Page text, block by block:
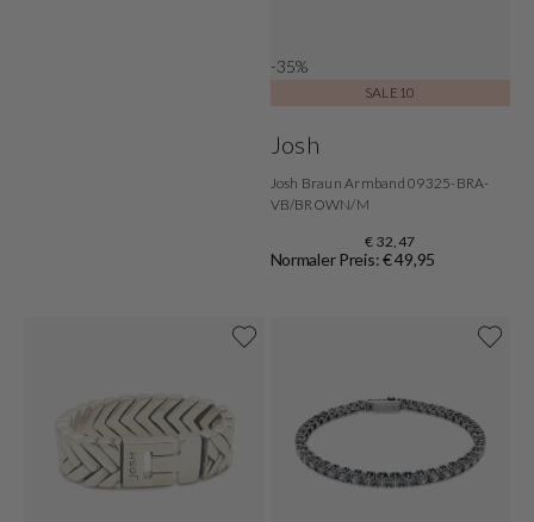
-35%
SALE10
Josh
Josh Braun Armband 09325-BRA-
VB/BROWN/M
€ 32,47
Normaler Preis: € 49,95